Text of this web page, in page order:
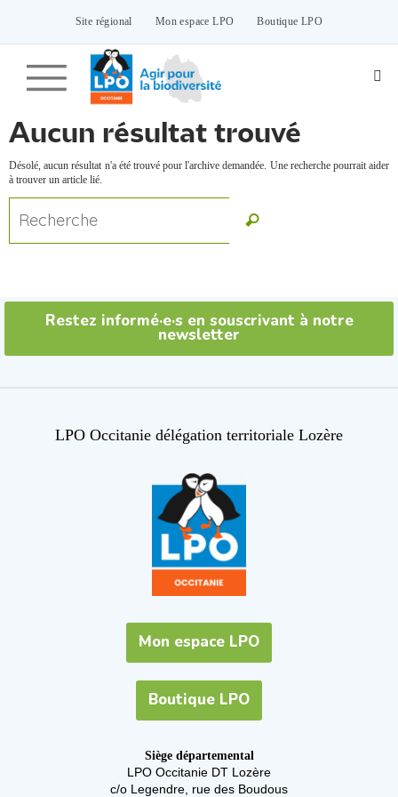
contenu
Site régional Mon espace LPO Boutique LPO
Aucun résultat trouvé
Désolé, aucun résultat n'a été trouvé pour l'archive demandée. Une recherche pourrait aider
à trouver un article lié.
Recherche
Restez informé·e·s en souscrivant à notre
newsletter
LPO Occitanie délégation territoriale Lozère
Mon espace LPO
Boutique LPO
Siège départemental
LPO Occitanie DT Lozère
c/o Legendre, rue des Boudous